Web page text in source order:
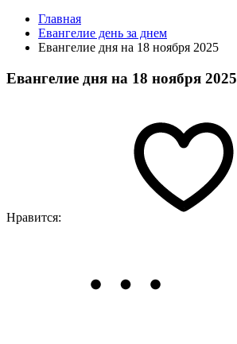
Главная
Евангелие день за днем
Евангелие дня на 18 ноября 2025
Евангелие дня на 18 ноября 2025
Нравится: